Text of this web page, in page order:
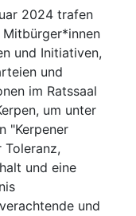
2024 trafen
und Initiativen,
und
im Ratssaal
um unter
"Kerpener
Toleranz,
und eine
und